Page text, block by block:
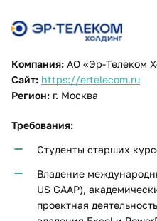
Компания: АО «Эр-Телеком
Сайт: https://ertelecom.ru
Регион: г. Москва
Требования:
Студенты старших
Владение
US GAAP),
проектная